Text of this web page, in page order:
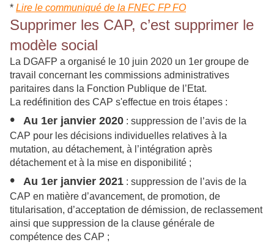
* Lire le communiqué de la FNEC FP FO
Supprimer les CAP, c’est supprimer le
modèle social
La DGAFP a organisé le 10 juin 2020 un 1er groupe de
travail concernant les commissions administratives
paritaires dans la Fonction Publique de l’Etat.
La redéfinition des CAP s'effectue en trois étapes :
• Au 1er janvier 2020 : suppression de l’avis de la
CAP pour les décisions individuelles relatives à la
mutation, au détachement, à l’intégration après
détachement et à la mise en disponibilité ;
• Au 1er janvier 2021 : suppression de l’avis de la
CAP en matière d’avancement, de promotion, de
titularisation, d’acceptation de démission, de reclassement
ainsi que suppression de la clause générale de
compétence des CAP ;